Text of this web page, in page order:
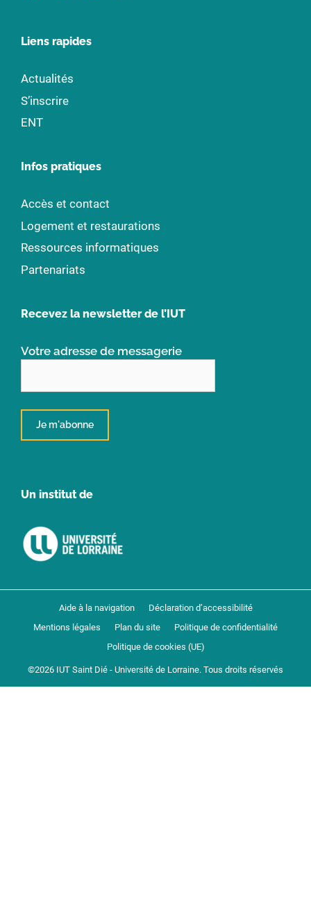
Liens rapides
Actualités
S’inscrire
ENT
Infos pratiques
Accès et contact
Logement et restaurations
Ressources informatiques
Partenariats
Recevez la newsletter de l’IUT
Votre adresse de messagerie
Un institut de
Aide à la navigation
Déclaration d’accessibilité
Mentions légales
Plan du site
Politique de confidentialité
Politique de cookies (UE)
©2026 IUT Saint Dié - Université de Lorraine. Tous droits réservés